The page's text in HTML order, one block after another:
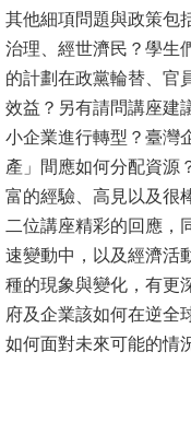
國
際
化
高
教
深
耕
辦
法
及
文
其他細項問題與政策包
治理、經世濟民？學生
的計劃在政黨輪替、官
效益？另有請問講座建
小企業進行轉型？臺灣
產」間應如何分配資源
富的經驗、高見以及很
二位講座精彩的回應，
速變動中，以及經濟活
種的現象與變化，有更
府及企業該如何在逆全
如何面對未來可能的情